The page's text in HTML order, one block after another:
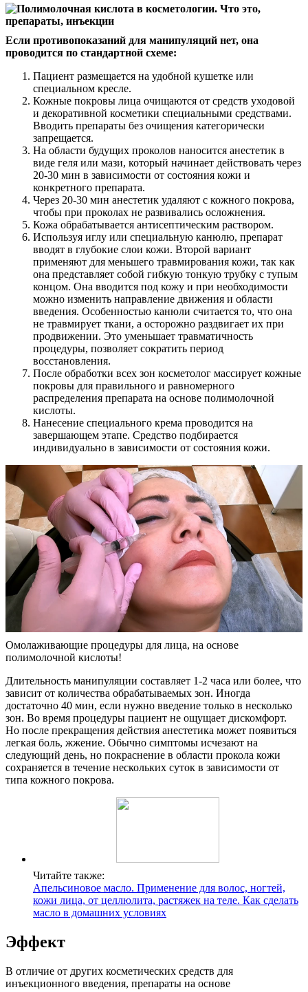
Если противопоказаний для манипуляций нет, она
проводится по стандартной схеме:
Пациент размещается на удобной кушетке или
специальном кресле.
Кожные покровы лица очищаются от средств уходовой
и декоративной косметики специальными средствами.
Вводить препараты без очищения категорически
запрещается.
На области будущих проколов наносится анестетик в
виде геля или мази, который начинает действовать через
20-30 мин в зависимости от состояния кожи и
конкретного препарата.
Через 20-30 мин анестетик удаляют с кожного покрова,
чтобы при проколах не развивались осложнения.
Кожа обрабатывается антисептическим раствором.
Используя иглу или специальную канюлю, препарат
вводят в глубокие слои кожи. Второй вариант
применяют для меньшего травмирования кожи, так как
она представляет собой гибкую тонкую трубку с тупым
концом. Она вводится под кожу и при необходимости
можно изменить направление движения и области
введения. Особенностью канюли считается то, что она
не травмирует ткани, а осторожно раздвигает их при
продвижении. Это уменьшает травматичность
процедуры, позволяет сократить период
восстановления.
После обработки всех зон косметолог массирует кожные
покровы для правильного и равномерного
распределения препарата на основе полимолочной
кислоты.
Нанесение специального крема проводится на
завершающем этапе. Средство подбирается
индивидуально в зависимости от состояния кожи.
Омолаживающие процедуры для лица, на основе
полимолочной кислоты!
Длительность манипуляции составляет 1-2 часа или более, что
зависит от количества обрабатываемых зон. Иногда
достаточно 40 мин, если нужно введение только в несколько
зон. Во время процедуры пациент не ощущает дискомфорт.
Но после прекращения действия анестетика может появиться
легкая боль, жжение. Обычно симптомы исчезают на
следующий день, но покраснение в области прокола кожи
сохраняется в течение нескольких суток в зависимости от
типа кожного покрова.
Читайте также:
Апельсиновое масло. Применение для волос, ногтей,
кожи лица, от целлюлита, растяжек на теле. Как сделать
масло в домашних условиях
Эффект
В отличие от других косметических средств для
инъекционного введения, препараты на основе